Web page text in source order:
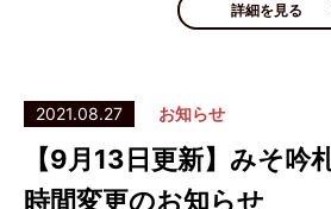
詳細を見る
2021.08.27 お知らせ
【9月13日更新】みそ吟
時間変更のお知らせ